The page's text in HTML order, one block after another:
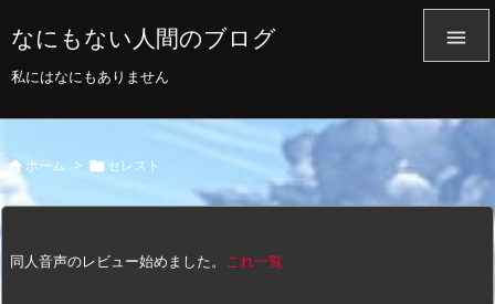
なにもない人間のブログ
私にはなにもありません

 ホーム > セレスト
同人音声のレビュー始めました。 これ一覧